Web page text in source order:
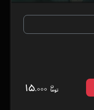
۱۵.۰۰۰